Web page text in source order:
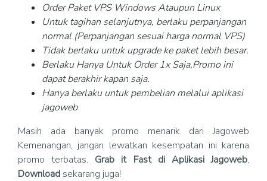
Order Paket VPS Windows Ataupun Linux
Untuk tagihan selanjutnya, berlaku perpanjangan
normal (Perpanjangan sesuai harga normal VPS)
Tidak berlaku untuk upgrade ke paket lebih besar.
Berlaku Hanya Untuk Order 1x Saja,Promo ini
dapat berakhir kapan saja.
Hanya berlaku untuk pembelian melalui aplikasi
jagoweb
Masih ada banyak promo menarik dari Jagoweb
Kemenangan, jangan lewatkan kesempatan ini karena
promo terbatas. Grab it Fast di Aplikasi Jagoweb,
Download sekarang juga!